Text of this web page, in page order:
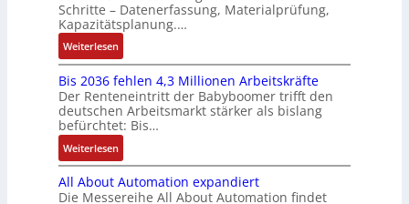
w
i
c
k
l
u
n
g
i
t
i
v
e
M
o
m
e
n
t
t
i
k
n
F
a
n
u
c
C
N
C
-
S
y
e
s
c
h
ä
f
t
s
f
h
è
m
e
s
:
Q
2
-
E
r
g
e
r
t
r
i
e
b
s
-
u
n
Schritte – Datenerfassung, Materialprüfung,
Kapazitätsplanung.…
Weiterlesen:
K
I
b
r
a
u
c
h
t
Bis 2036 fehlen 4,3 Millionen Arbeitskräfte
Der Renteneintritt der Babyboomer trifft den
deutschen Arbeitsmarkt stärker als bislang
befürchtet: Bis…
Weiterlesen:
B
i
s
All About Automation expandiert
Die Messereihe All About Automation findet